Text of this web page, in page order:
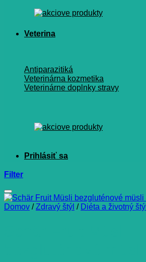
Veterina
Antiparazitiká
Veterinárna kozmetika
Veterinárne doplnky stravy
Filter
Domov / Zdravý štýl / Diéta a životný štýl